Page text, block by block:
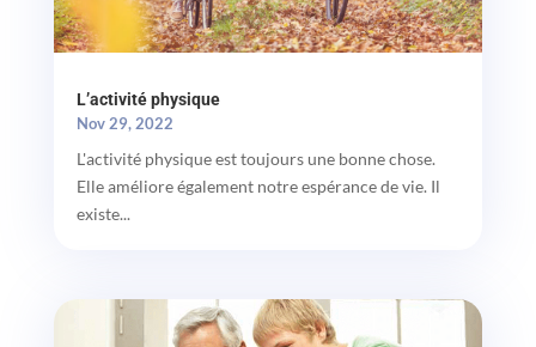
L’activité physique
Nov 29, 2022
L'activité physique est toujours une bonne chose.
Elle améliore également notre espérance de vie. Il
existe...